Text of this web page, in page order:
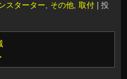
スターター, その他, 取付
投